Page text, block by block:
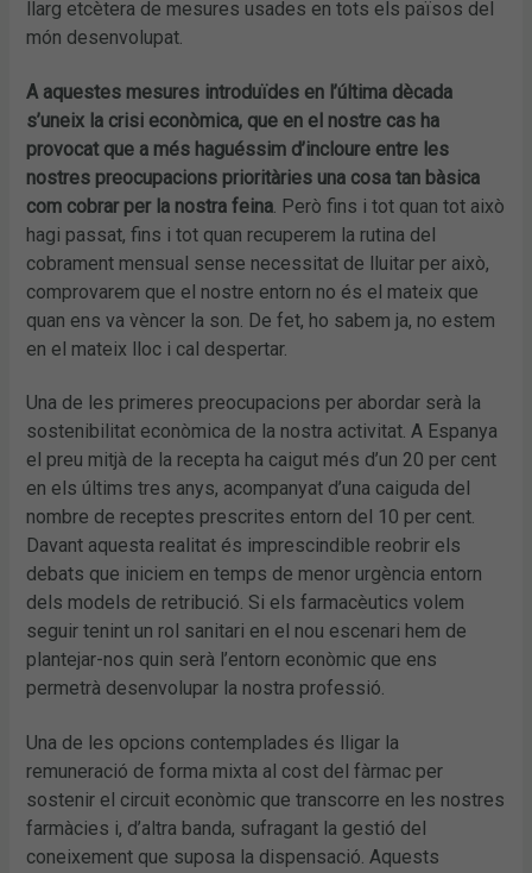
llarg etcètera de mesures usades en tots els països del
món desenvolupat.
A aquestes mesures introduïdes en l’última dècada
s’uneix la crisi econòmica, que en el nostre cas ha
provocat que a més haguéssim d’incloure entre les
nostres preocupacions prioritàries una cosa tan bàsica
com cobrar per la nostra feina . Però fins i tot quan tot això
hagi passat, fins i tot quan recuperem la rutina del
cobrament mensual sense necessitat de lluitar per això,
comprovarem que el nostre entorn no és el mateix que
quan ens va vèncer la son. De fet, ho sabem ja, no estem
en el mateix lloc i cal despertar.
Una de les primeres preocupacions per abordar serà la
sostenibilitat econòmica de la nostra activitat. A Espanya
el preu mitjà de la recepta ha caigut més d’un 20 per cent
en els últims tres anys, acompanyat d’una caiguda del
nombre de receptes prescrites entorn del 10 per cent.
Davant aquesta realitat és imprescindible reobrir els
debats que iniciem en temps de menor urgència entorn
dels models de retribució. Si els farmacèutics volem
seguir tenint un rol sanitari en el nou escenari hem de
plantejar-nos quin serà l’entorn econòmic que ens
permetrà desenvolupar la nostra professió.
Una de les opcions contemplades és lligar la
remuneració de forma mixta al cost del fàrmac per
sostenir el circuit econòmic que transcorre en les nostres
farmàcies i, d’altra banda, sufragant la gestió del
coneixement que suposa la dispensació. Aquests